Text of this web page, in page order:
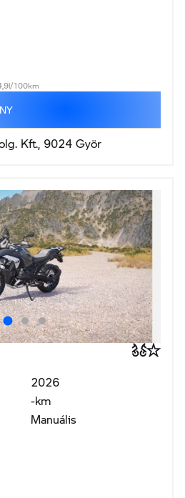
100km
Kft., 9024 Györ
2026
-km
Manuális